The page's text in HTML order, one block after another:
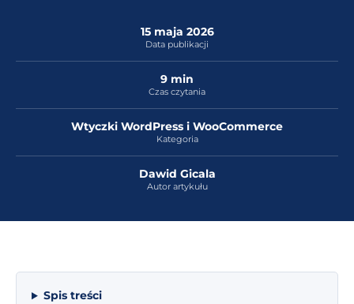
15 maja 2026
Data publikacji
9 min
Czas czytania
Wtyczki WordPress i WooCommerce
Kategoria
Dawid Gicala
Autor artykułu
Spis treści